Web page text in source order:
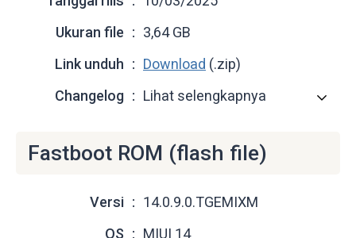
Ukuran file
3,64 GB
Link unduh
Download (.zip)
Changelog
Lihat selengkapnya
Fastboot ROM (flash file)
Versi
14.0.9.0.TGEMIXM
OS
MIUI 14